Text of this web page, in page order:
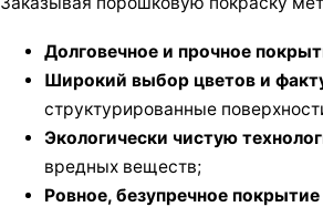
Долговечное и прочное
Широкий выбор цветов и
структурированные
Экологически чистую
вредных веществ;
Ровное, безупречное